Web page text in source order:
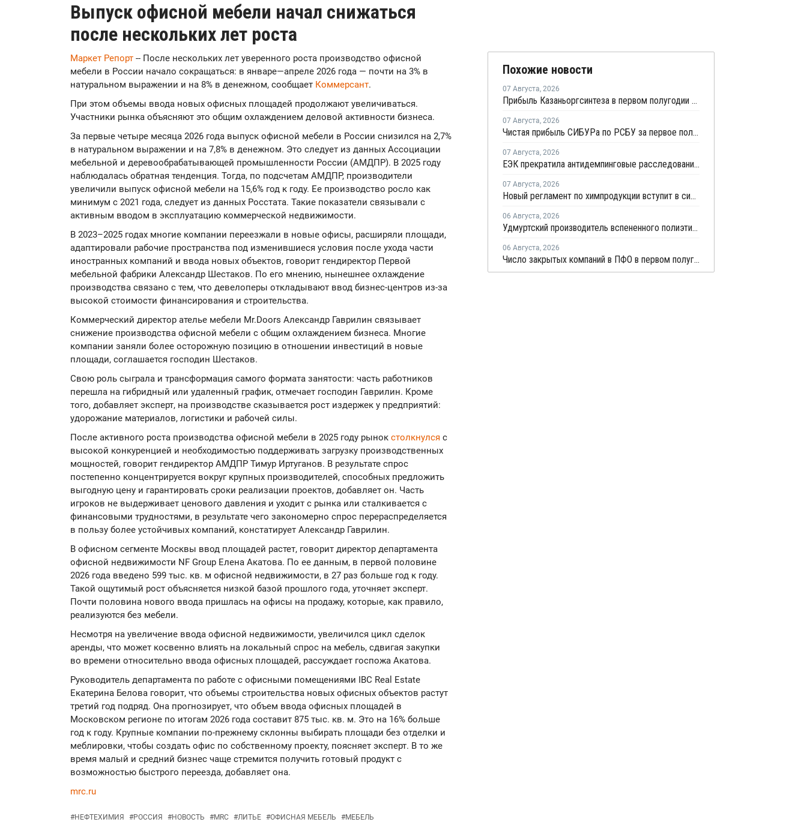
Выпуск офисной мебели начал снижаться
после нескольких лет роста
Маркет Репорт -- После нескольких лет уверенного роста производство офисной
мебели в России начало сокращаться: в январе—апреле 2026 года — почти на 3% в
натуральном выражении и на 8% в денежном, сообщает Коммерсант.
При этом объемы ввода новых офисных площадей продолжают увеличиваться.
Участники рынка объясняют это общим охлаждением деловой активности бизнеса.
За первые четыре месяца 2026 года выпуск офисной мебели в России снизился на 2,7%
в натуральном выражении и на 7,8% в денежном. Это следует из данных Ассоциации
мебельной и деревообрабатывающей промышленности России (АМДПР). В 2025 году
наблюдалась обратная тенденция. Тогда, по подсчетам АМДПР, производители
увеличили выпуск офисной мебели на 15,6% год к году. Ее производство росло как
минимум с 2021 года, следует из данных Росстата. Такие показатели связывали с
активным вводом в эксплуатацию коммерческой недвижимости.
В 2023–2025 годах многие компании переезжали в новые офисы, расширяли площади,
адаптировали рабочие пространства под изменившиеся условия после ухода части
иностранных компаний и ввода новых объектов, говорит гендиректор Первой
мебельной фабрики Александр Шестаков. По его мнению, нынешнее охлаждение
производства связано с тем, что девелоперы откладывают ввод бизнес-центров из-за
высокой стоимости финансирования и строительства.
Коммерческий директор ателье мебели Mr.Doors Александр Гаврилин связывает
снижение производства офисной мебели с общим охлаждением бизнеса. Многие
компании заняли более осторожную позицию в отношении инвестиций в новые
площади, соглашается господин Шестаков.
Свою роль сыграла и трансформация самого формата занятости: часть работников
перешла на гибридный или удаленный график, отмечает господин Гаврилин. Кроме
того, добавляет эксперт, на производстве сказывается рост издержек у предприятий:
удорожание материалов, логистики и рабочей силы.
После активного роста производства офисной мебели в 2025 году рынок столкнулся с
высокой конкуренцией и необходимостью поддерживать загрузку производственных
мощностей, говорит гендиректор АМДПР Тимур Иртуганов. В результате спрос
постепенно концентрируется вокруг крупных производителей, способных предложить
выгодную цену и гарантировать сроки реализации проектов, добавляет он. Часть
игроков не выдерживает ценового давления и уходит с рынка или сталкивается с
финансовыми трудностями, в результате чего закономерно спрос перераспределяется
в пользу более устойчивых компаний, констатирует Александр Гаврилин.
В офисном сегменте Москвы ввод площадей растет, говорит директор департамента
офисной недвижимости NF Group Елена Акатова. По ее данным, в первой половине
2026 года введено 599 тыс. кв. м офисной недвижимости, в 27 раз больше год к году.
Такой ощутимый рост объясняется низкой базой прошлого года, уточняет эксперт.
Почти половина нового ввода пришлась на офисы на продажу, которые, как правило,
реализуются без мебели.
Несмотря на увеличение ввода офисной недвижимости, увеличился цикл сделок
аренды, что может косвенно влиять на локальный спрос на мебель, сдвигая закупки
во времени относительно ввода офисных площадей, рассуждает госпожа Акатова.
Руководитель департамента по работе с офисными помещениями IBC Real Estate
Екатерина Белова говорит, что объемы строительства новых офисных объектов растут
третий год подряд. Она прогнозирует, что объем ввода офисных площадей в
Московском регионе по итогам 2026 года составит 875 тыс. кв. м. Это на 16% больше
год к году. Крупные компании по-прежнему склонны выбирать площади без отделки и
меблировки, чтобы создать офис по собственному проекту, поясняет эксперт. В то же
время малый и средний бизнес чаще стремится получить готовый продукт с
возможностью быстрого переезда, добавляет она.
mrc.ru
#НЕФТЕХИМИЯ #РОССИЯ #НОВОСТЬ #MRC #ЛИТЬЕ #ОФИСНАЯ МЕБЕЛЬ #МЕБЕЛЬ
Похожие новости
07 Августа, 2026
Прибыль Казаньоргсинтеза в первом полугодии сократилась более чем в 2 раза
07 Августа, 2026
Чистая прибыль СИБУРа по РСБУ за первое полугодие сократилась в 3,6 раза
07 Августа, 2026
ЕЭК прекратила антидемпинговые расследования против ПЭ и ПП из Азербайджана и Туркменистана
07 Августа, 2026
Новый регламент по химпродукции вступит в силу в сентябре 2027 года
06 Августа, 2026
Удмуртский производитель вспененного полиэтилена нарастит выпуск на 15%
06 Августа, 2026
Число закрытых компаний в ПФО в первом полугодии 2026 года вдвое превысило число новых